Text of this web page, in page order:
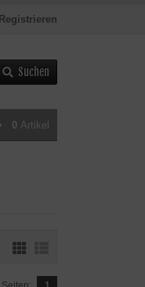
Registrieren
Suchen
0 Artikel